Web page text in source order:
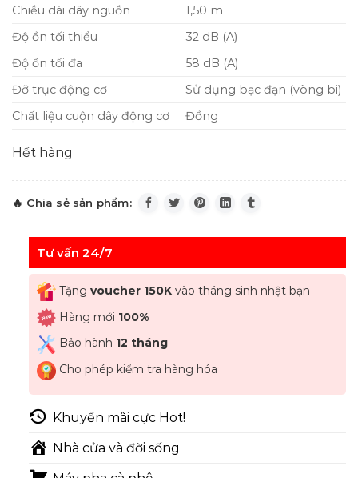
Chiều dài dây nguồn
1,50 m
Độ ồn tối thiểu
32 dB (A)
Độ ồn tối đa
58 dB (A)
Đỡ trục động cơ
Sử dụng bạc đạn (vòng bi)
Chất liệu cuộn dây động cơ
Đồng
Hết hàng
Tư vấn 24/7
Tặng voucher 150Kvào tháng sinh nhật bạn
Hàng mới 100%
Bảo hành 12 tháng
Cho phép kiểm tra hàng hóa
Khuyến mãi cực Hot!
Nhà cửa và đời sống